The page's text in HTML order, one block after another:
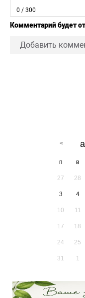
0 / 300
Комментарий будет
Добавить
п в
27 28
3 4
10 11
17 18
24 25
31 1